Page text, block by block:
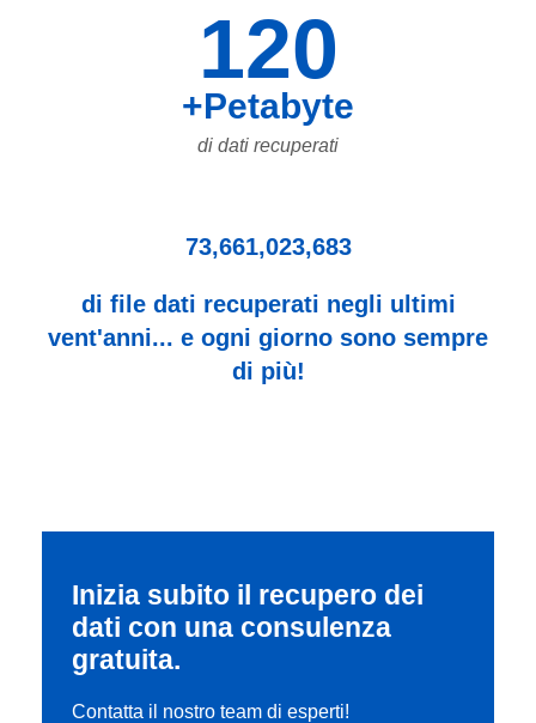
120
+Petabyte
di dati recuperati
73,661,023,683
di file dati recuperati negli ultimi
vent'anni... e ogni giorno sono sempre
di più!
Inizia subito il recupero dei
dati con una consulenza
gratuita.
Contatta il nostro team di esperti!